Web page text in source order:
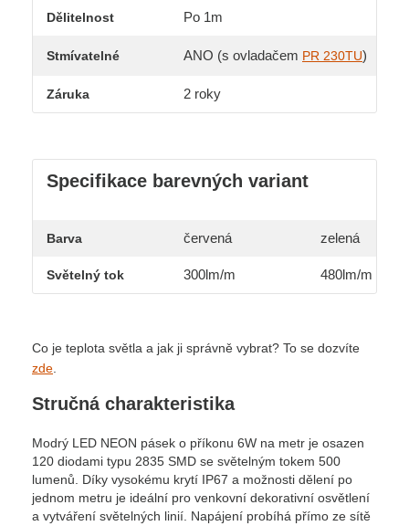
Dělitelnost Po 1m
Stmívatelné ANO (s ovladačem PR 230TU)
Záruka 2 roky
Specifikace barevných variant
Barva červená zelená
Světelný tok 300lm/m 480lm/m
Co je teplota světla a jak ji správně vybrat? To se dozvíte
zde
Stručná charakteristika
Modrý LED NEON pásek o příkonu 6W na metr je osazen
120 diodami typu 2835 SMD se světelným tokem 500
lumenů. Díky vysokému krytí IP67 a možnosti dělení po
jednom metru je ideální pro venkovní dekorativní osvětlení
a vytváření světelných linií. Napájení probíhá přímo ze sítě